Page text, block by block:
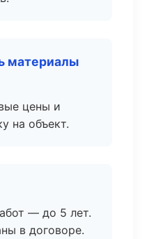
материалы
цены и
на объект.
— до 5 лет.
в договоре.